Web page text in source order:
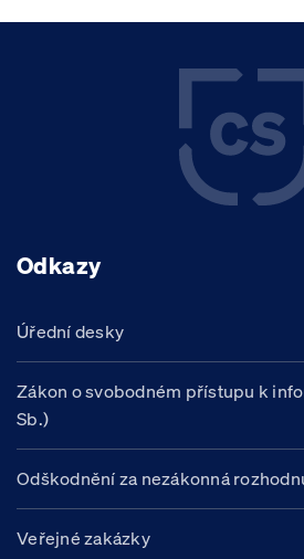
Odkazy
Úřední desky
Zákon o svobodném přístupu k
Sb.)
Odškodnění za nezákonná
Veřejné zakázky